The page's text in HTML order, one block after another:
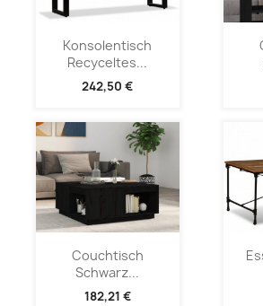
Konsolentisch
Recyceltes...
242,50 €
Couchtisch
Schwarz...
182,21 €